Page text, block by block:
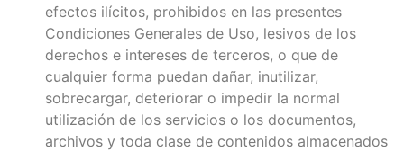
efectos ilícitos, prohibidos en las presentes
Condiciones Generales de Uso, lesivos de los
derechos e intereses de terceros, o que de
cualquier forma puedan dañar, inutilizar,
sobrecargar, deteriorar o impedir la normal
utilización de los servicios o los documentos,
archivos y toda clase de contenidos almacenados